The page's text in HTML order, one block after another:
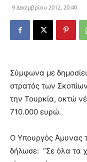
9 Δεκεμβρίου 2012, 20:40
Σύμφωνα με
στρατός των
την Τουρκία, οκτώ
710.000 ευρώ.
Ο Υπουργός Άμυνας
δήλωσε: “Σε όλα τα